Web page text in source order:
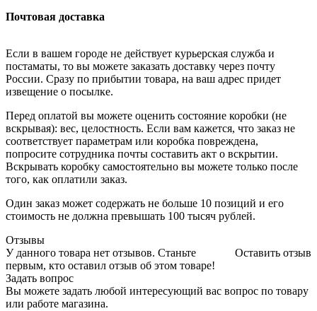
Почтовая доставка
Если в вашем городе не действует курьерская служба и
постаматы, то вы можете заказать доставку через почту
России. Сразу по прибытии товара, на ваш адрес придет
извещение о посылке.
Перед оплатой вы можете оценить состояние коробки (не
вскрывая): вес, целостность. Если вам кажется, что заказ не
соответствует параметрам или коробка повреждена,
попросите сотрудника почты составить акт о вскрытии.
Вскрывать коробку самостоятельно вы можете только после
того, как оплатили заказ.
Один заказ может содержать не больше 10 позиций и его
стоимость не должна превышать 100 тысяч рублей.
Отзывы
Оставить отзыв
У данного товара нет отзывов. Станьте
первым, кто оставил отзыв об этом товаре!
Задать вопрос
Вы можете задать любой интересующий вас вопрос по товару
или работе магазина.